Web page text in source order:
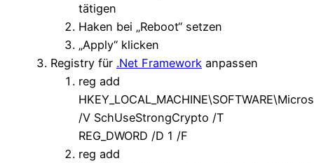
tätigen
Haken bei „Reboot“ setzen
„Apply“ klicken
Registry für .Net Framework anpassen
reg add
/V SchUseStrongCrypto /T
REG_DWORD /D 1 /F
reg add